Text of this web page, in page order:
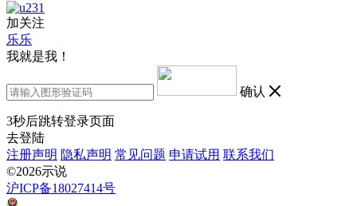
加关注
乐乐
我就是我！
确认
3秒后跳转登录页面
去登陆
注册声明 隐私声明 常见问题 申请试用 联系我们
©2026示说
沪ICP备18027414号